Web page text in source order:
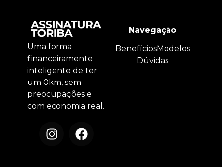
Uma forma
financeiramente
inteligente de ter
um 0km, sem
preocupações e
com economia real.
Navegação
BenefíciosModelos
Dúvidas